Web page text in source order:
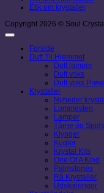
Etik om krystaller
Copyright 2026 © Soul
Forside
Duft Til Hjemmet
Duft lamper
Duft voks
Duft voks
Krystaller
Nyheder
Lommesten
Lamper
Tårne og
Klynger
Kugler
Krystal Kits
One Of A Kind
Palmstones
Rå Krystaller
Udskæringer